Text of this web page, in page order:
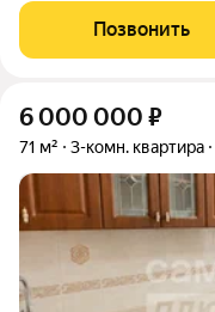
Позвонить
6 000 000 ₽
71 м² 3-комн. квартира